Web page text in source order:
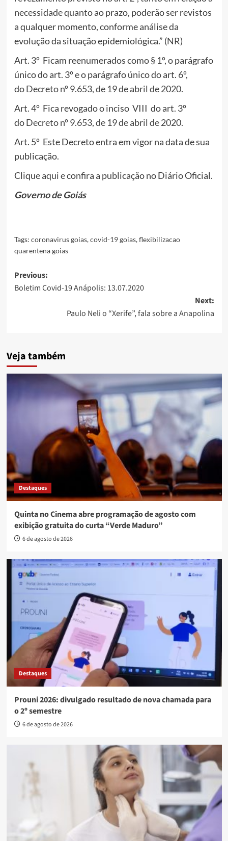
necessidade quanto ao prazo, poderão ser revistos
a qualquer momento, conforme análise da
evolução da situação epidemiológica.” (NR)
Art. 3º Ficam reenumerados como § 1º, o parágrafo
único do art. 3º e o parágrafo único do art. 6º,
doDecreto nº 9.653, de 19 de abril de 2020.
Art. 4º Fica revogado o inciso VIII do art. 3º
doDecreto nº 9.653, de 19 de abril de 2020.
Art. 5º Este Decreto entra em vigor na data de sua
publicação.
Cliqueaquie confira a publicação no Diário Oficial.
Governo de Goiás
Tags: coronavirus goias,covid-19 goias,flexibilizacao
quarentena goias
Post
navigation
Previous:
Boletim Covid-19 Anápolis: 13.07.2020
Next:
Paulo Neli o “Xerife”, fala sobre a Anapolina
Veja também
Destaques
Quinta no Cinema abre programação de agosto com
exibição gratuita do curta “Verde Maduro”
6 de agosto de 2026
Destaques
Prouni 2026: divulgado resultado de nova chamada para
o 2º semestre
6 de agosto de 2026